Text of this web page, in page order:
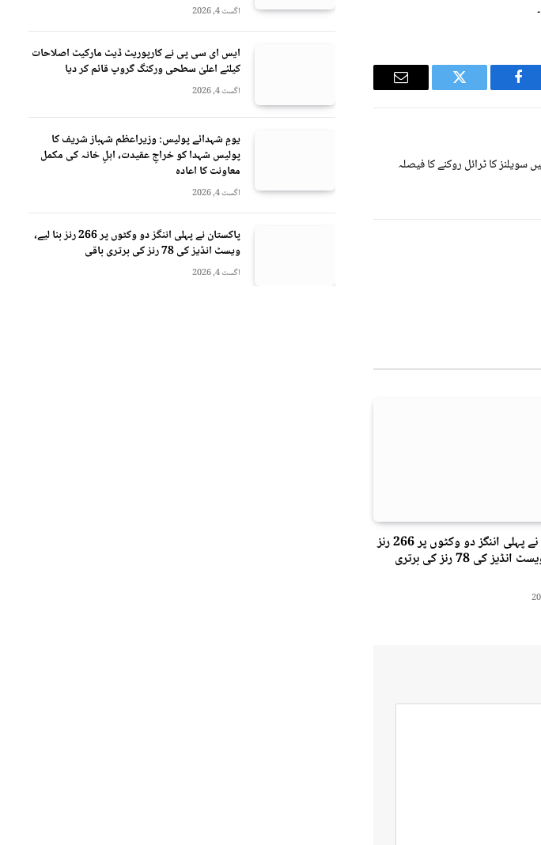
Facebook
Twitter
Email
کا ٹرائل روکنے کا فیصلہ
پاکستان نے پہلی اننگز دو وکٹوں پر 266 رنز
بنا لیے، ویسٹ انڈیز کی 78 رنز کی برتری
اگست 4, 2026
ایس ای سی پی نے کارپوریٹ ڈیٹ مارکیٹ اصلاحات
کیلئے اعلیٰ سطحی ورکنگ گروپ قائم کر دیا
اگست 4, 2026
یومِ شہدائے پولیس: وزیراعظم شہباز شریف کا
پولیس شہدا کو خراجِ عقیدت، اہلِ خانہ کی مکمل
معاونت کا اعادہ
اگست 4, 2026
پاکستان نے پہلی اننگز دو وکٹوں پر 266 رنز بنا لیے،
ویسٹ انڈیز کی 78 رنز کی برتری باقی
اگست 4, 2026